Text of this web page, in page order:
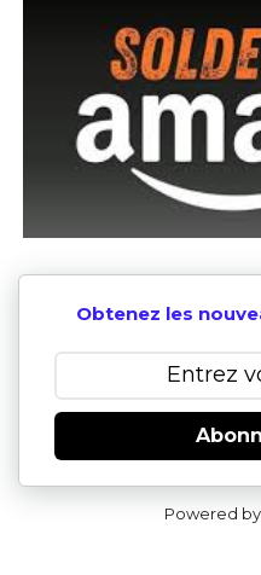
Obtenez les
Powered by